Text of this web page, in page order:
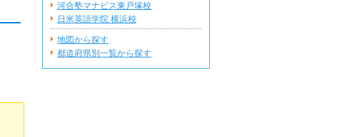
河合塾マナビス東戸塚校
日米英語学院 横浜校
地図から探す
都道府県別一覧から探す